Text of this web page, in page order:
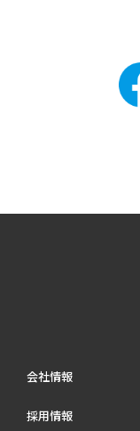
会社情報
採用情報